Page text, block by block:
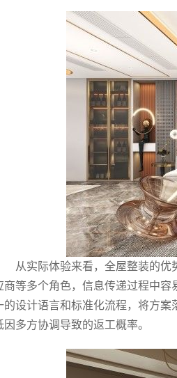
从实际体验来看，全屋整装的
商等多个角色，信息传递过程中
的设计语言和标准化流程，将方
因多方协调导致的返工概率。